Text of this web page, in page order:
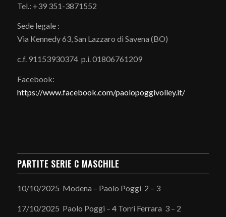
Tel.: +39 351-3871552
Sede legale :
Via Kennedy 63, San Lazzaro di Savena (BO)
c.f. 91153930374 p.i. 01806761209
Facebook:
https://www.facebook.com/paolopoggivolley.it/
PARTITE SERIE C MASCHILE
10/10/2025 Modena – Paolo Poggi 2 – 3
17/10/2025 Paolo Poggi – 4 Torri Ferrara 3 – 2